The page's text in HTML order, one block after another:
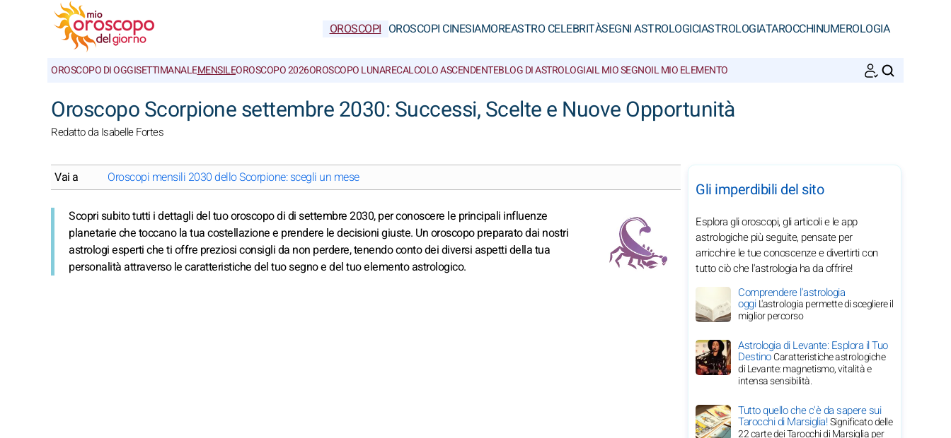
OROSCOPI OROSCOPI CINESIAMOREASTRO CELEBRITÀSEGNI ASTROLOGICIASTROLOGIATAROCCHINUMEROLOGIA
OROSCOPO DI OGGISETTIMANALEMENSILEOROSCOPO 2026OROSCOPO LUNARECALCOLO ASCENDENTEBLOG DI ASTROLOGIAIL MIO SEGNOIL MIO ELEMENTO
Oroscopo Scorpione settembre 2030: Successi, Scelte e Nuove Opportunità
Redatto da Isabelle Fortes
Vai a Oroscopi mensili 2030 dello Scorpione: scegli un mese
Scopri subito tutti i dettagli del tuo oroscopo di di settembre 2030, per conoscere le principali influenze
planetarie che toccano la tua costellazione e prendere le decisioni giuste. Un oroscopo preparato dai nostri
astrologi esperti che ti offre preziosi consigli da non perdere, tenendo conto dei diversi aspetti della tua
personalità attraverso le caratteristiche del tuo segno e del tuo elemento astrologico.
Gli imperdibili del sito
Esplora gli oroscopi, gli articoli e le app
astrologiche più seguite, pensate per
arricchire le tue conoscenze e divertirti con
tutto ciò che l'astrologia ha da offrire!
Comprendere l'astrologia
oggiL'astrologia permette di scegliere il
miglior percorso
Astrologia di Levante: Esplora il Tuo
DestinoCaratteristiche astrologiche
di Levante: magnetismo, vitalità e
intensa sensibilità.
Tutto quello che c'è da sapere sui
Tarocchi di Marsiglia!Significato delle
22 carte dei Tarocchi di Marsiglia per